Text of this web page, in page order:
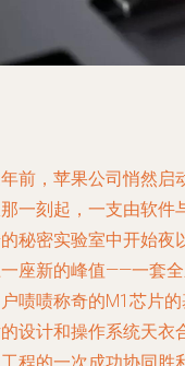
前，苹果公司悄然启
一刻起，一支由软件
秘密实验室中开始夜
座新的峰值——一套
啧啧称奇的M1芯片
设计和操作系统天衣